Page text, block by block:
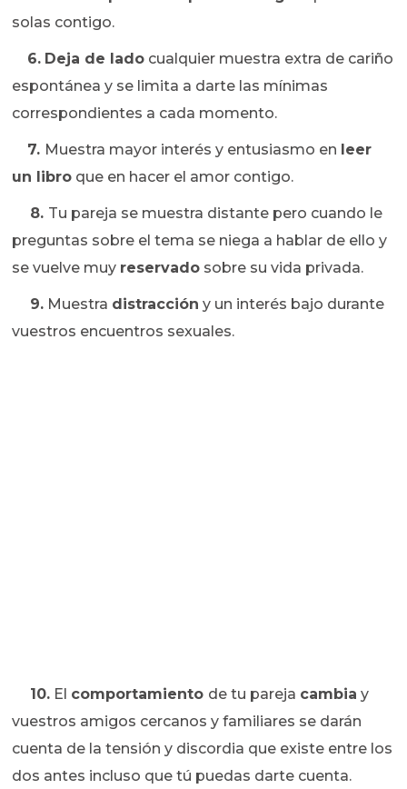
solas contigo.
6. Deja de lado cualquier muestra extra de cariño
espontánea y se limita a darte las mínimas
correspondientes a cada momento.
7. Muestra mayor interés y entusiasmo en leer
un libro que en hacer el amor contigo.
8. Tu pareja se muestra distante pero cuando le
preguntas sobre el tema se niega a hablar de ello y
se vuelve muy reservado sobre su vida privada.
9. Muestra distracción y un interés bajo durante
vuestros encuentros sexuales.
10. El comportamiento de tu pareja cambia y
vuestros amigos cercanos y familiares se darán
cuenta de la tensión y discordia que existe entre los
dos antes incluso que tú puedas darte cuenta.